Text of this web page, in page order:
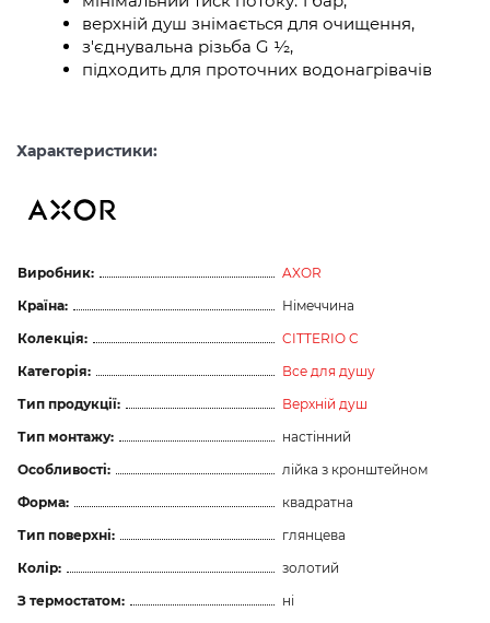
верхній душ знімається для очищення,
з'єднувальна різьба G ½,
підходить для проточних водонагрівачів
Характеристики:
Виробник:
AXOR
Країна:
Німеччина
Колекція:
CITTERIO C
Категорія:
Все для душу
Тип продукції:
Верхній душ
Тип монтажу:
настінний
Особливості:
лійка з кронштейном
Форма:
квадратна
Тип поверхні:
глянцева
Колір:
золотий
З термостатом:
ні